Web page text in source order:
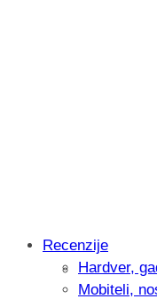
Intervju:
Recenzije
Hardver,
Mobiteli,